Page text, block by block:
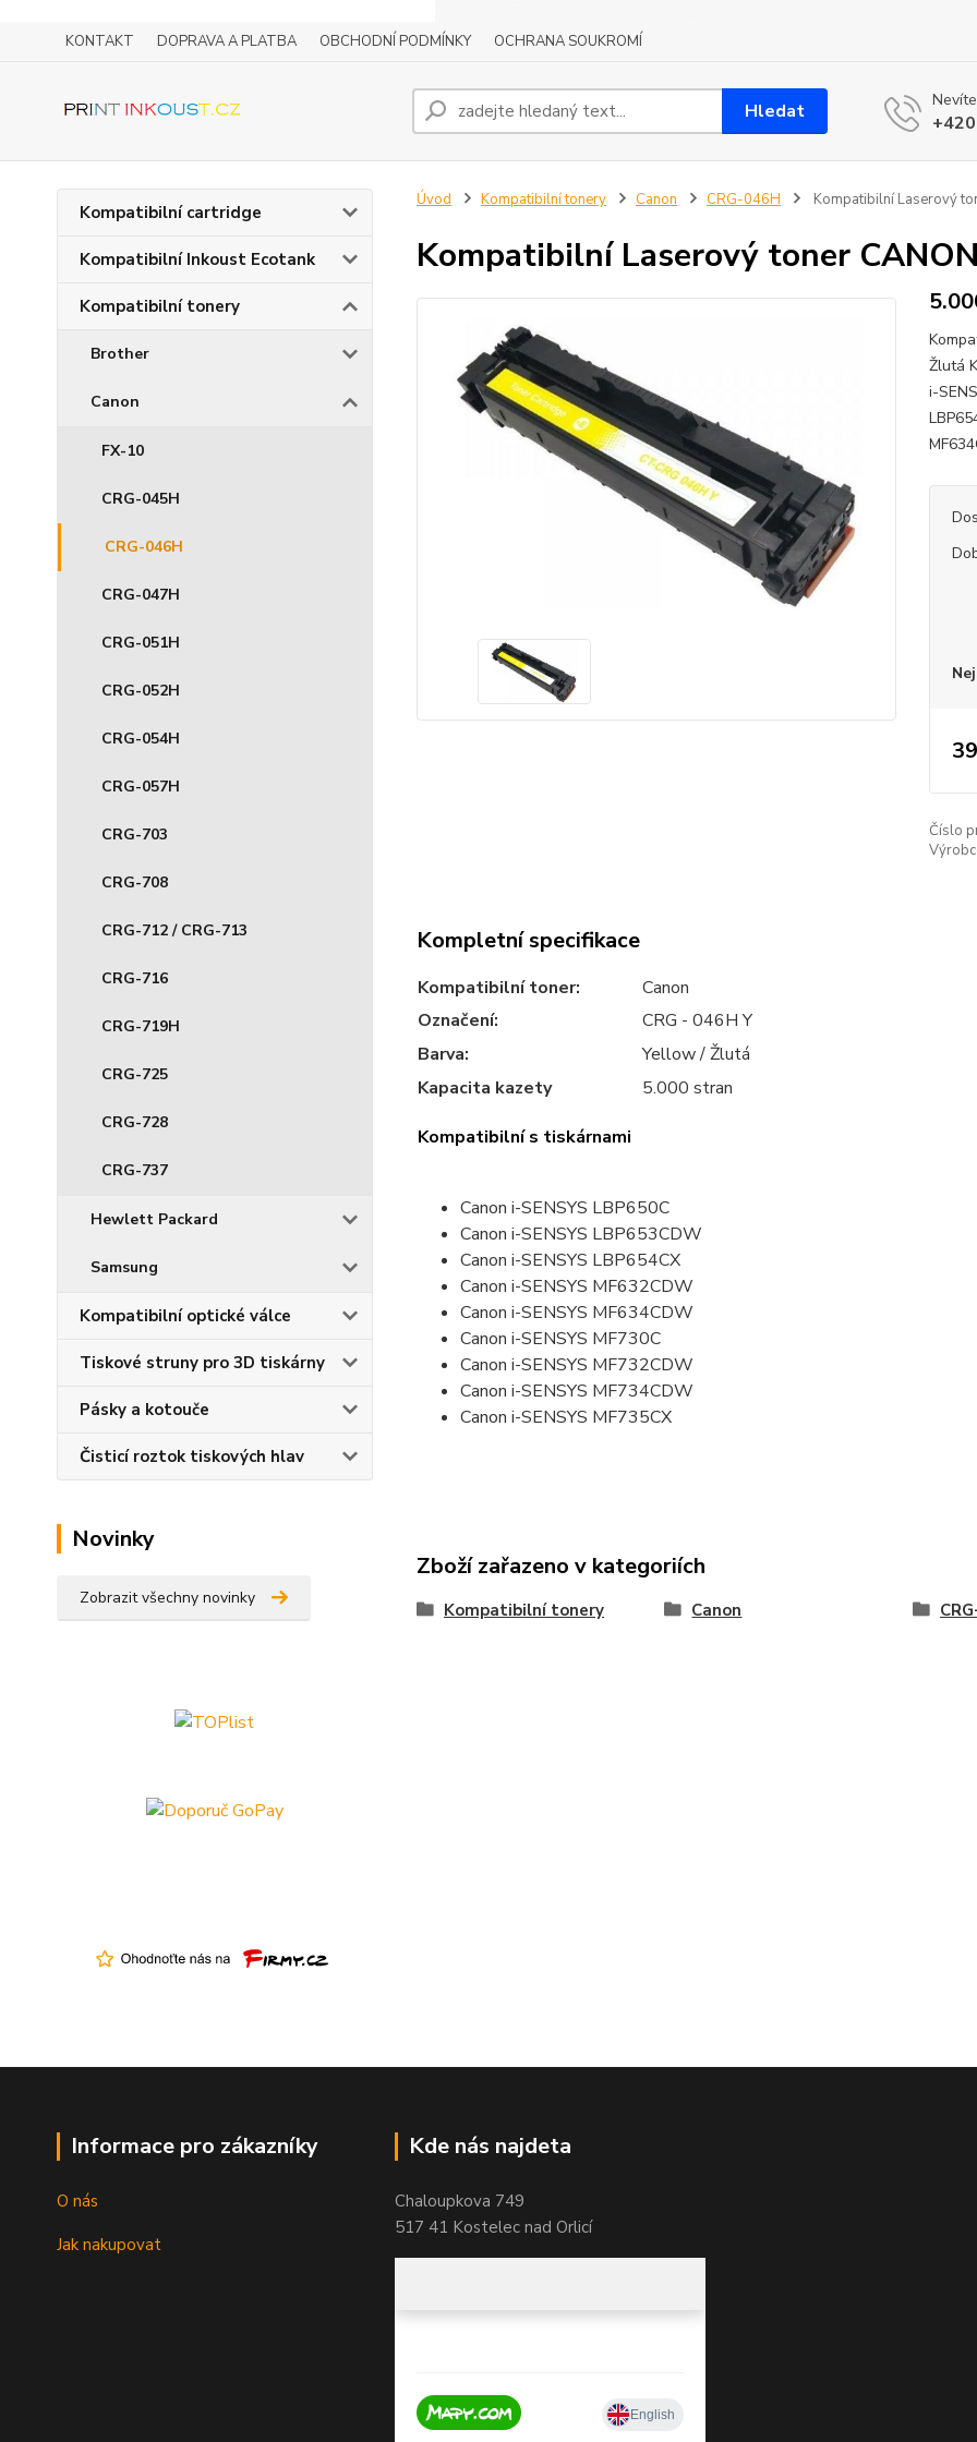
KONTAKT DOPRAVA A PLATBA OBCHODNÍ PODMÍNKY OCHRANA SOUKROMÍ
Hledat
Kompatibilní cartridge
Kompatibilní Inkoust Ecotank
Kompatibilní tonery
Brother
Canon
FX-10
CRG-045H
CRG-046H
CRG-047H
CRG-051H
CRG-052H
CRG-054H
CRG-057H
CRG-703
CRG-708
CRG-712 / CRG-713
CRG-716
CRG-719H
CRG-725
CRG-728
CRG-737
Hewlett Packard
Samsung
Kompatibilní optické válce
Tiskové struny pro 3D tiskárny
Pásky a kotouče
Čisticí roztok tiskových hlav
Novinky
Zobrazit všechny novinky
Úvod Kompatibilní tonery Canon CRG-046H Kompatibilní Laserový
Kompatibilní Laserový toner
Žlutá
i-
Číslo
Kompletní specifikace
Kompatibilní toner:
Canon
Označení:
CRG - 046H Y
Barva:
Yellow / Žlutá
Kapacita kazety
5.000 stran
Kompatibilní s tiskárnami
Canon i-SENSYS LBP650C
Canon i-SENSYS LBP653CDW
Canon i-SENSYS LBP654CX
Canon i-SENSYS MF632CDW
Canon i-SENSYS MF634CDW
Canon i-SENSYS MF730C
Canon i-SENSYS MF732CDW
Canon i-SENSYS MF734CDW
Canon i-SENSYS MF735CX
Zboží zařazeno v kategoriích
Kompatibilní tonery Canon
Informace pro zákazníky
O nás
Jak nakupovat
Kde nás najdeta
Chaloupkova 749
517 41 Kostelec nad Orlicí